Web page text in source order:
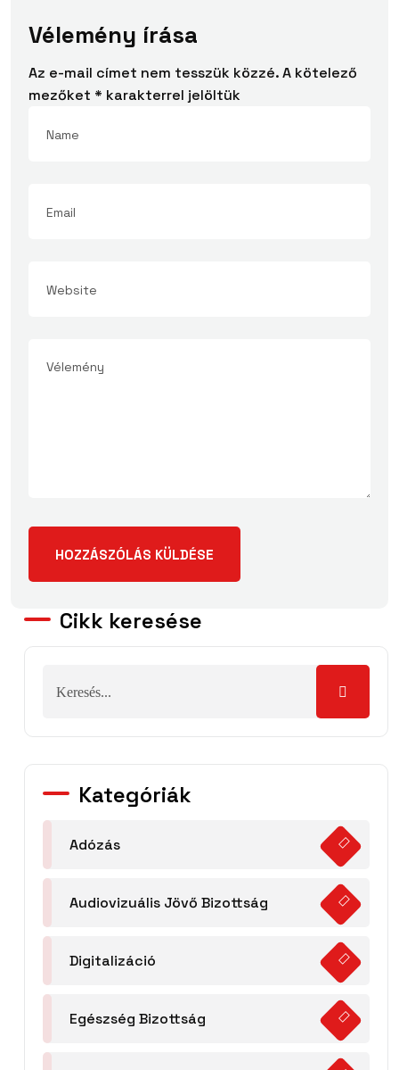
Vélemény írása
Az e-mail címet nem tesszük közzé.A kötelező
mezőket * karakterrel jelöltük
Cikk keresése
Kategóriák
Adózás
Audiovizuális Jövő Bizottság
Digitalizáció
Egészség Bizottság